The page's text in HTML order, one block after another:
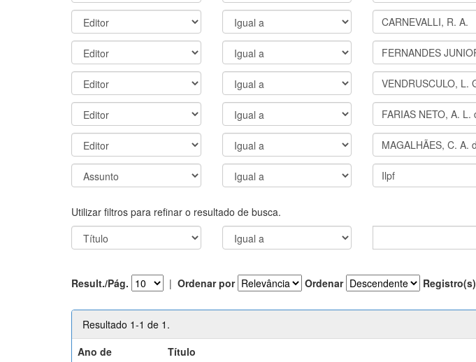
Utilizar filtros para refinar o resultado de busca.
Result./Pág. | Ordenar por Ordenar Registro(s)
Resultado 1-1 de 1.
Ano de
Título